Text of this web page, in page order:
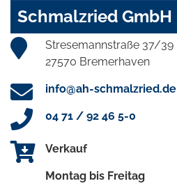
Schmalzried GmbH
Stresemannstraße 37/39
27570 Bremerhaven
info@ah-schmalzried.de
04 71 / 92 46 5-0
Verkauf
Montag bis Freitag